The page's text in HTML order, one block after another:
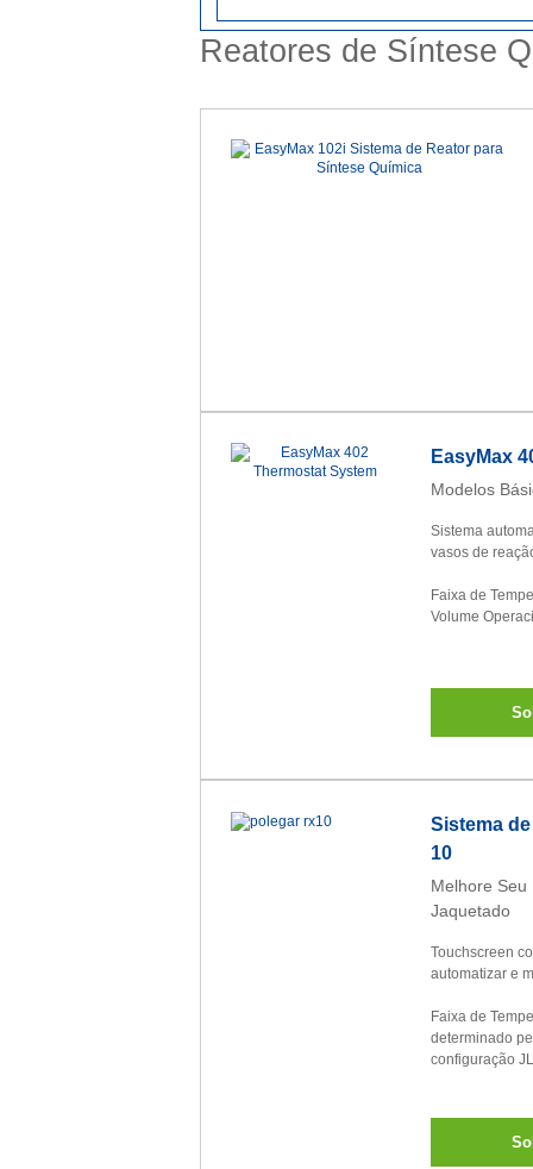
Reatores de Síntese
EasyMax
Modelos
Sistema
vasos de
Faixa de
Volume
Sistema
10
Melhore
Jaquetado
Touchscreen
automatizar e
Faixa de
determinado
configuração